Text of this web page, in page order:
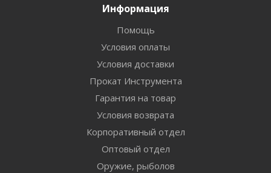
Информация
Помощь
Условия оплаты
Условия доставки
Прокат Инструмента
Гарантия на товар
Условия возврата
Корпоративный отдел
Оптовый отдел
Оружие, рыболов